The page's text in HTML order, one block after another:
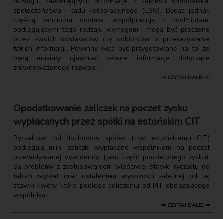
społeczeństwa i ładu korporacyjnego (ESG). Będąc jednak
częścią łańcucha dostaw, współpracują z podmiotami
podlegającymi tego rodzaju wymogom i mogą być proszone
przez swoich dostawców czy odbiorców o przekazywanie
takich informacji. Powinny więc być przygotowane na to, że
będą musiały ujawniać pewne informacje dotyczące
zrównoważonego rozwoju.
⇒ CZYTAJ DALEJ ⇐
Opodatkowanie zaliczek na poczet zysku
wypłacanych przez spółki na estońskim CIT
Ryczałtowi od dochodów spółek (tzw. estońskiemu CIT)
podlegają m.in. zaliczki wypłacane wspólnikom na poczet
przewidywanej dywidendy (jako część podzielonego zysku).
Są problemy z zastosowaniem właściwej stawki ryczałtu do
takich wypłat oraz ustaleniem wysokości zależnej od tej
stawki kwoty, która podlega odliczeniu od PIT obciążającego
wspólnika.
⇒ CZYTAJ DALEJ ⇐